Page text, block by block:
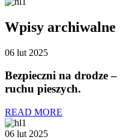
Wpisy archiwalne
06 lut 2025
Bezpieczni na drodze
ruchu pieszych.
READ MORE
06 lut 2025